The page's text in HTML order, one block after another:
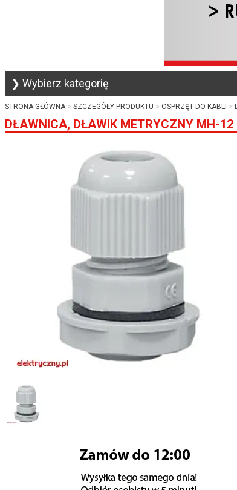
❯ Wybierz kategorię
STRONA GŁÓWNA SZCZEGÓŁY PRODUKTU OSPRZĘT DO KABLI
DŁAWNICA, DŁAWIK METRYCZNY MH-